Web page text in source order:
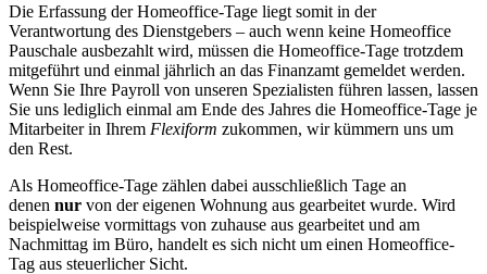
Die Erfassung der Homeoffice-Tage liegt somit in der
Verantwortung des Dienstgebers – auch wenn keine Homeoffice
Pauschale ausbezahlt wird, müssen die Homeoffice-Tage trotzdem
mitgeführt und einmal jährlich an das Finanzamt gemeldet werden.
Wenn Sie Ihre Payroll von unseren Spezialisten führen lassen, lassen
Sie uns lediglich einmal am Ende des Jahres die Homeoffice-Tage je
Mitarbeiter in Ihrem Flexiform zukommen, wir kümmern uns um
den Rest.
Als Homeoffice-Tage zählen dabei ausschließlich Tage an
denen nur von der eigenen Wohnung aus gearbeitet wurde. Wird
beispielweise vormittags von zuhause aus gearbeitet und am
Nachmittag im Büro, handelt es sich nicht um einen Homeoffice-
Tag aus steuerlicher Sicht.